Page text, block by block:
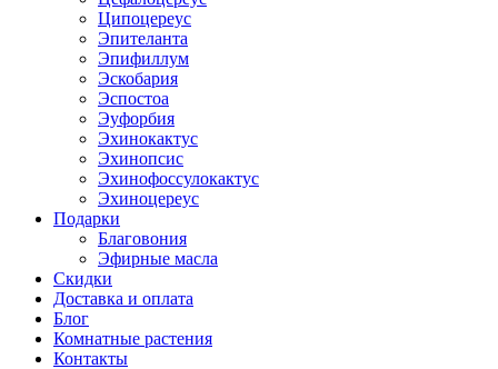
Ципоцереус
Эпителанта
Эпифиллум
Эскобария
Эспостоа
Эуфорбия
Эхинокактус
Эхинопсис
Эхинофоссулокактус
Эхиноцереус
Подарки
Благовония
Эфирные масла
Скидки
Доставка и оплата
Блог
Комнатные растения
Контакты